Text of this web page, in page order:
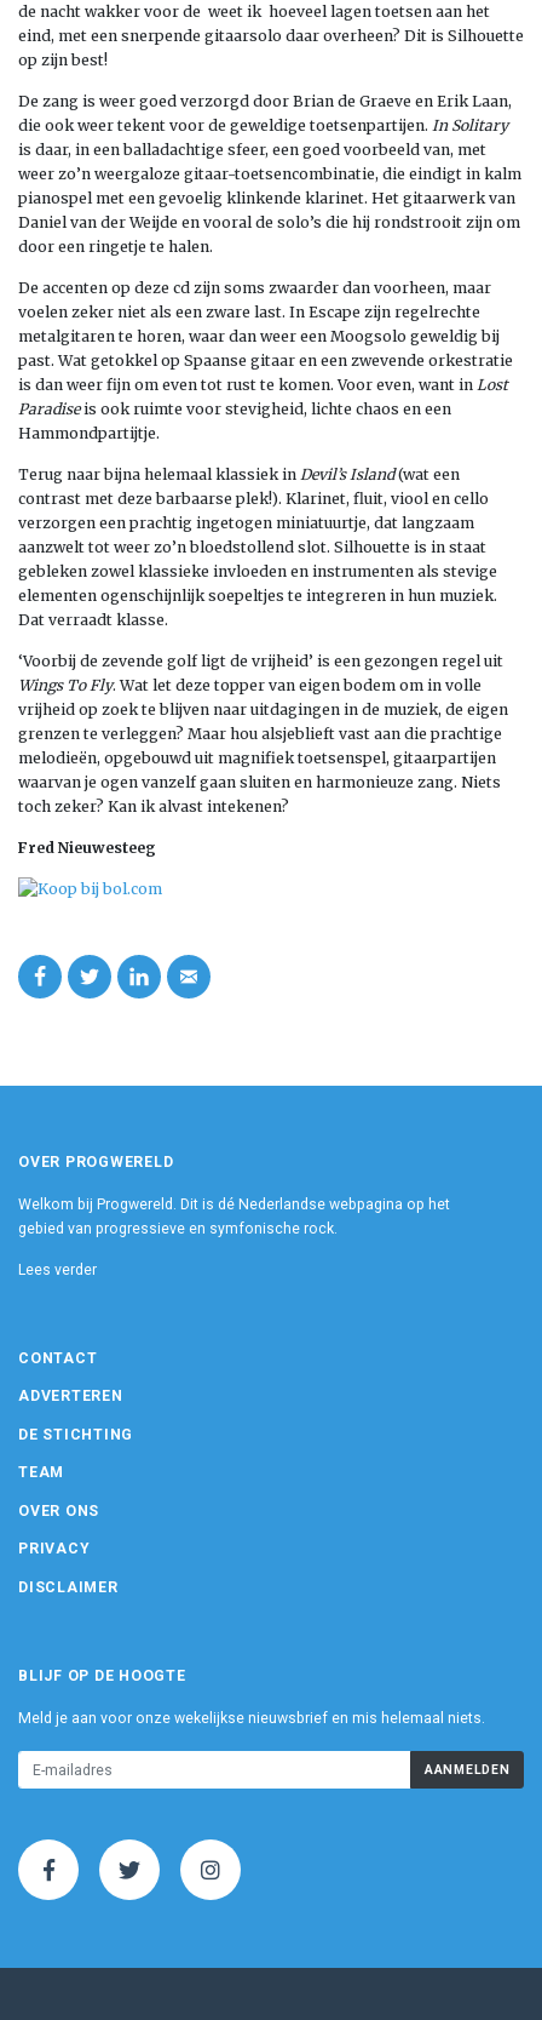
de nacht wakker voor de weet ik hoeveel lagen toetsen aan het
eind, met een snerpende gitaarsolo daar overheen? Dit is Silhouette
op zijn best!
De zang is weer goed verzorgd door Brian de Graeve en Erik Laan,
die ook weer tekent voor de geweldige toetsenpartijen. In Solitary
is daar, in een balladachtige sfeer, een goed voorbeeld van, met
weer zo’n weergaloze gitaar-toetsencombinatie, die eindigt in kalm
pianospel met een gevoelig klinkende klarinet. Het gitaarwerk van
Daniel van der Weijde en vooral de solo’s die hij rondstrooit zijn om
door een ringetje te halen.
De accenten op deze cd zijn soms zwaarder dan voorheen, maar
voelen zeker niet als een zware last. In Escape zijn regelrechte
metalgitaren te horen, waar dan weer een Moogsolo geweldig bij
past. Wat getokkel op Spaanse gitaar en een zwevende orkestratie
is dan weer fijn om even tot rust te komen. Voor even, want in Lost
Paradiseis ook ruimte voor stevigheid, lichte chaos en een
Hammondpartijtje.
Terug naar bijna helemaal klassiek in Devil’s Island(wat een
contrast met deze barbaarse plek!). Klarinet, fluit, viool en cello
verzorgen een prachtig ingetogen miniatuurtje, dat langzaam
aanzwelt tot weer zo’n bloedstollend slot. Silhouette is in staat
gebleken zowel klassieke invloeden en instrumenten als stevige
elementen ogenschijnlijk soepeltjes te integreren in hun muziek.
Dat verraadt klasse.
‘Voorbij de zevende golf ligt de vrijheid’ is een gezongen regel uit
Wings To Fly. Wat let deze topper van eigen bodem om in volle
vrijheid op zoek te blijven naar uitdagingen in de muziek, de eigen
grenzen te verleggen? Maar hou alsjeblieft vast aan die prachtige
melodieën, opgebouwd uit magnifiek toetsenspel, gitaarpartijen
waarvan je ogen vanzelf gaan sluiten en harmonieuze zang. Niets
toch zeker? Kan ik alvast intekenen?
Fred Nieuwesteeg
OVER PROGWERELD
Welkom bij Progwereld. Dit is dé Nederlandse webpagina op het
gebied van progressieve en symfonische rock.
Lees verder
CONTACT
ADVERTEREN
DE STICHTING
TEAM
OVER ONS
PRIVACY
DISCLAIMER
BLIJF OP DE HOOGTE
Meld je aan voor onze wekelijkse nieuwsbrief en mis helemaal niets.
AANMELDEN